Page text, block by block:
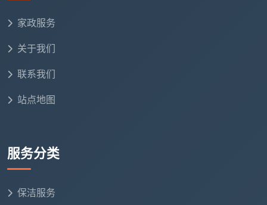
日常保洁套餐参考
㎡），适用于定期打扫、基础整洁的房间。
深度保洁参考
199元（60-90㎡）、5小时249元（90-120㎡），
日常保洁与深度保洁各有分工，科学搭配才能做到
既控制预算又全面覆盖。
家政服务
关于我们
联系我们
站点地图
服务分类
保洁服务